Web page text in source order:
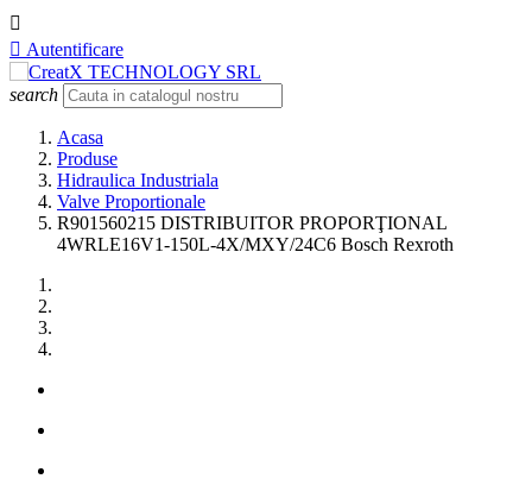

 Autentificare
search
Acasa
Produse
Hidraulica Industriala
Valve Proportionale
R901560215 DISTRIBUITOR PROPORŢIONAL
4WRLE16V1-150L-4X/MXY/24C6 Bosch Rexroth